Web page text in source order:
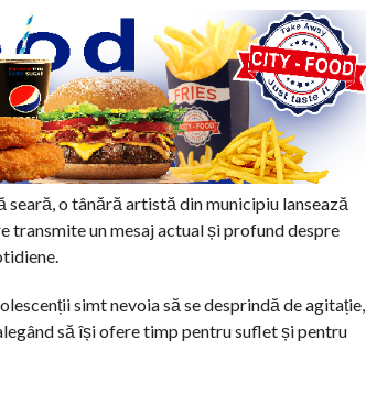
o tânără artistă din municipiu lansează
transmite un mesaj actual și profund despre
simt nevoia să se desprindă de agitație,
să își ofere timp pentru suflet și pentru